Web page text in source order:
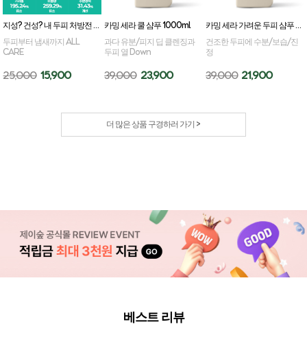
지성? 건성? 내 두피 처방전 카밍세라 골라담기
두피부터 냄새까지 ALL
CARE
25,000 15,900
카밍 세라 쿨 샴푸 1000ml
과다 유분/피지 딥 클렌징과
두피 열 Down
39,000 23,900
카밍 세라 가려운 두피 샴푸 1000ml
건조한 두피에 수분/보습/진
정
39,000 21,900
더 많은 상품 구경하러 가기 >
베스트 리뷰